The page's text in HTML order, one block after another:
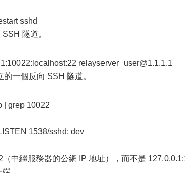
sshd
隧道。
relayserver_user@1.1.1.1
一個反向 SSH 隧道。
| grep 10022
1538/sshd: dev
中繼服務器的公網 IP 地址），而不是